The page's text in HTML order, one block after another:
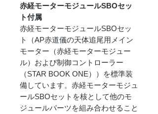
赤経モーターモジュールSBOセッ
ト付属
赤経モーターモジュールSBOセッ
ト（AP赤道儀の天体追尾用メイン
モーター（赤経モーターモジュー
ル）および制御コントローラー
（STAR BOOK ONE））を標準装
備しています。赤経モーターモジュ
ールSBOセットを核として他のモ
ジュールパーツを組み合わせること